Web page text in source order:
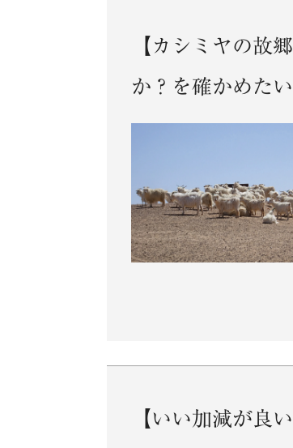
【カシミヤの故
か？を確かめたい
【いい加減が良